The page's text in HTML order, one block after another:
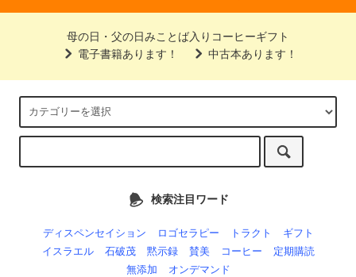
母の日・父の日みことば入りコーヒーギフト
電子書籍あります！
中古本あります！
検索注目ワード
ディスペンセイション ロゴセラピー トラクト
ギフト
イスラエル
石破茂 黙示録 賛美 コーヒー
定期購読
無添加
オンデマンド